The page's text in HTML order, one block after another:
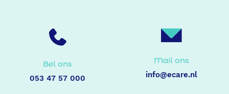
Bel ons
053 47 57 000
Mail ons
info@ecare.nl